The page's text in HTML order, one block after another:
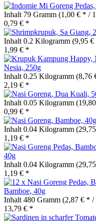
Inhalt 79 Gramm (1,00 € * /
0,79 € *
Inhalt 0.2 Kilogramm (9,95
1,99 € *
Nesia, 250g
Inhalt 0.25 Kilogramm (8,76
2,19 € *
Inhalt 0.05 Kilogramm
0,99 € *
Inhalt 0.04 Kilogramm
1,19 € *
40g
Inhalt 0.04 Kilogramm
1,19 € *
Bamboe, 40g
Inhalt 480 Gramm (2,87 € * /
13,79 € *